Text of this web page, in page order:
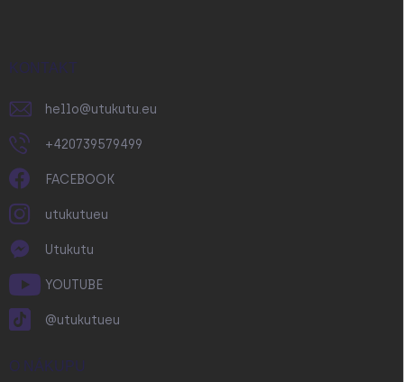
KONTAKT
hello@utukutu.eu
+420739579499
FACEBOOK
utukutueu
Utukutu
YOUTUBE
@utukutueu
O NÁKUPU